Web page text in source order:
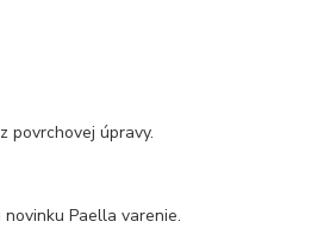
povrchovej úpravy.
Paella varenie.